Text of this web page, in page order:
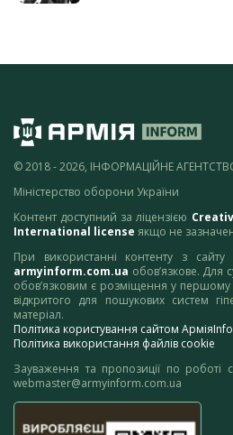
© 2018 - 2026, ІНФОРМАЦІЙНЕ
Міністерство оборони України
Контент доступний за ліцензією
International license якщо не
При використанні контенту з
armyinform.com.ua обов’язкове. Для
обов’язковим є розміщення у першому
відкритого для пошукових систем
матеріал.
Політика користування сайтом
Політика використання файлів cookie
Зауваження та пропозиції по роботі
webmaster@armyinform.com.ua